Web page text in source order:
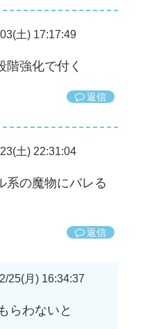
土) 17:17:49
階強化で付く
返信
土) 22:31:04
系の魔物にバレる
返信
25(月) 16:34:37
らわないと